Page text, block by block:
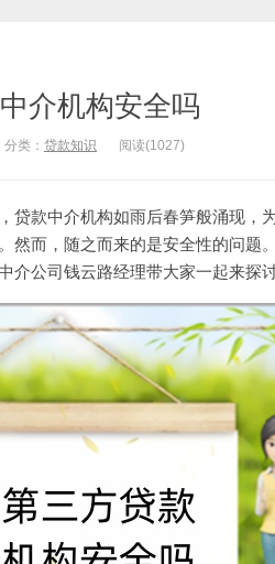
介机构安全吗
分类： 贷款知识 阅读(1027)
贷款中介机构如雨后春笋般涌现，
然而，随之而来的是安全性的问题
介公司钱云路经理带大家一起来探